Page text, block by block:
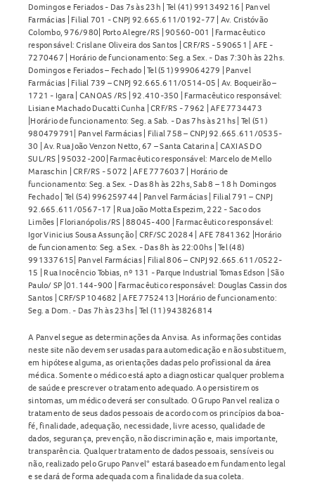
Domingos e Feriados - Das 7s às 23h | Tel (41) 991349216 | Panvel
Farmácias | Filial 701 - CNPJ 92.665.611/0192-77 | Av. Cristóvão
Colombo, 976/980| Porto Alegre/RS | 90560-001 | Farmacêutico
responsável: Crislane Oliveira dos Santos | CRF/RS - 590651 | AFE -
7270467 | Horário de funcionamento: Seg. a Sex. - Das 7:30h às 22hs.
Domingos e Feriados – Fechado | Tel (51) 999064279 | Panvel
Farmácias | Filial 739 – CNPJ 92.665.611/0514-05 | Av. Boqueirão –
1721 - Igara | CANOAS /RS | 92.410-350 | Farmacêutico responsável:
Lisiane Machado Ducatti Cunha | CRF/RS - 7962 | AFE 7734473
|Horário de funcionamento: Seg. a Sab. - Das 7hs às 21hs | Tel (51)
980479791| Panvel Farmácias | Filial 758 – CNPJ 92.665.611/0535-
30 | Av. Rua João Venzon Netto, 67 – Santa Catarina | CAXIAS DO
SUL/RS | 95032-200| Farmacêutico responsável: Marcelo de Mello
Maraschin | CRF/RS - 5072 | AFE 7776037 | Horário de
funcionamento: Seg. a Sex. - Das 8h às 22hs, Sab 8 – 18 h Domingos
Fechado | Tel (54) 996259744 | Panvel Farmácias | Filial 791 – CNPJ
92.665.611/0567-17 | Rua João Motta Espezim, 222 - Saco dos
Limões | Florianópolis/RS | 88045-400 | Farmacêutico responsável:
Igor Vinicius Sousa Assunção | CRF/SC 20284 | AFE 7841362 |Horário
de funcionamento: Seg. a Sex. - Das 8h às 22:00hs | Tel (48)
991337615| Panvel Farmácias | Filial 806 – CNPJ 92.665.611/0522-
15 | Rua Inocêncio Tobias, nº 131 - Parque Industrial Tomas Edson | São
Paulo/ SP |01.144-900 | Farmacêutico responsável: Douglas Cassin dos
Santos | CRF/SP 104682 | AFE 7752413 |Horário de funcionamento:
Seg. a Dom. - Das 7h às 23hs | Tel (11) 943826814
A Panvel segue as determinações da Anvisa. As informações contidas
neste site não devem ser usadas para automedicação e não substituem,
em hipótese alguma, as orientações dadas pelo profissional da área
médica. Somente o médico está apto a diagnosticar qualquer problema
de saúde e prescrever o tratamento adequado. Ao persistirem os
sintomas, um médico deverá ser consultado. O Grupo Panvel realiza o
tratamento de seus dados pessoais de acordo com os princípios da boa-
fé, finalidade, adequação, necessidade, livre acesso, qualidade de
dados, segurança, prevenção, não discriminação e, mais importante,
transparência. Qualquer tratamento de dados pessoais, sensíveis ou
não, realizado pelo Grupo Panvel* estará baseado em fundamento legal
e se dará de forma adequada com a finalidade da sua coleta.